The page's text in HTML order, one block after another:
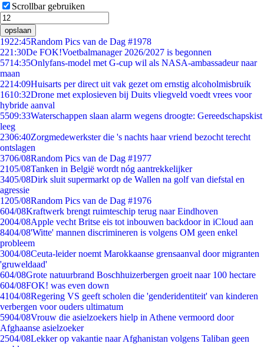
Scrollbar gebruiken
opslaan
1922:45Random Pics van de Dag #1978
221:30De FOK!Voetbalmanager 2026/2027 is begonnen
5714:35Onlyfans-model met G-cup wil als NASA-ambassadeur naar
maan
2214:09Huisarts per direct uit vak gezet om ernstig alcoholmisbruik
1610:32Drone met explosieven bij Duits vliegveld voedt vrees voor
hybride aanval
5509:33Waterschappen slaan alarm wegens droogte: Gereedschapskist
leeg
2306:40Zorgmedewerkster die 's nachts haar vriend bezocht terecht
ontslagen
3706/08Random Pics van de Dag #1977
2105/08Tanken in België wordt nóg aantrekkelijker
3405/08Dirk sluit supermarkt op de Wallen na golf van diefstal en
agressie
1205/08Random Pics van de Dag #1976
604/08Kraftwerk brengt ruimteschip terug naar Eindhoven
2004/08Apple vecht Britse eis tot inbouwen backdoor in iCloud aan
8404/08'Witte' mannen discrimineren is volgens OM geen enkel
probleem
3004/08Ceuta-leider noemt Marokkaanse grensaanval door migranten
'gruweldaad'
604/08Grote natuurbrand Boschhuizerbergen groeit naar 100 hectare
604/08FOK! was even down
4104/08Regering VS geeft scholen die 'genderidentiteit' van kinderen
verbergen voor ouders ultimatum
5904/08Vrouw die asielzoekers hielp in Athene vermoord door
Afghaanse asielzoeker
2504/08Lekker op vakantie naar Afghanistan volgens Taliban geen